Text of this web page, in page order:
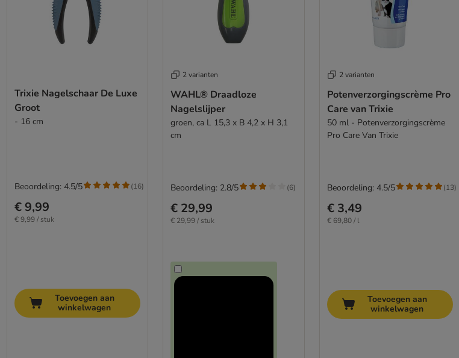
Trixie Nagelschaar De Luxe
Groot
- 16 cm
€ 9,99
€ 9,99 / stuk
Beoordeling: 4.5/5 (16)
Toevoegen aan
winkelwagen
2 varianten
WAHL® Draadloze
Nagelslijper
groen, ca L 15,3 x B 4,2 x H 3,1
cm
€ 29,99
€ 29,99 / stuk
Beoordeling: 2.8/5 (6)
2 varianten
Potenverzorgingscrème Pro
Care van Trixie
50 ml - Potenverzorgingscrème
Pro Care Van Trixie
€ 3,49
€ 69,80 / l
Beoordeling: 4.5/5 (13)
Toevoegen aan
winkelwagen